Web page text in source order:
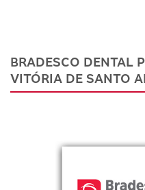
BRADESCO DENTAL
VITÓRIA DE SANTO